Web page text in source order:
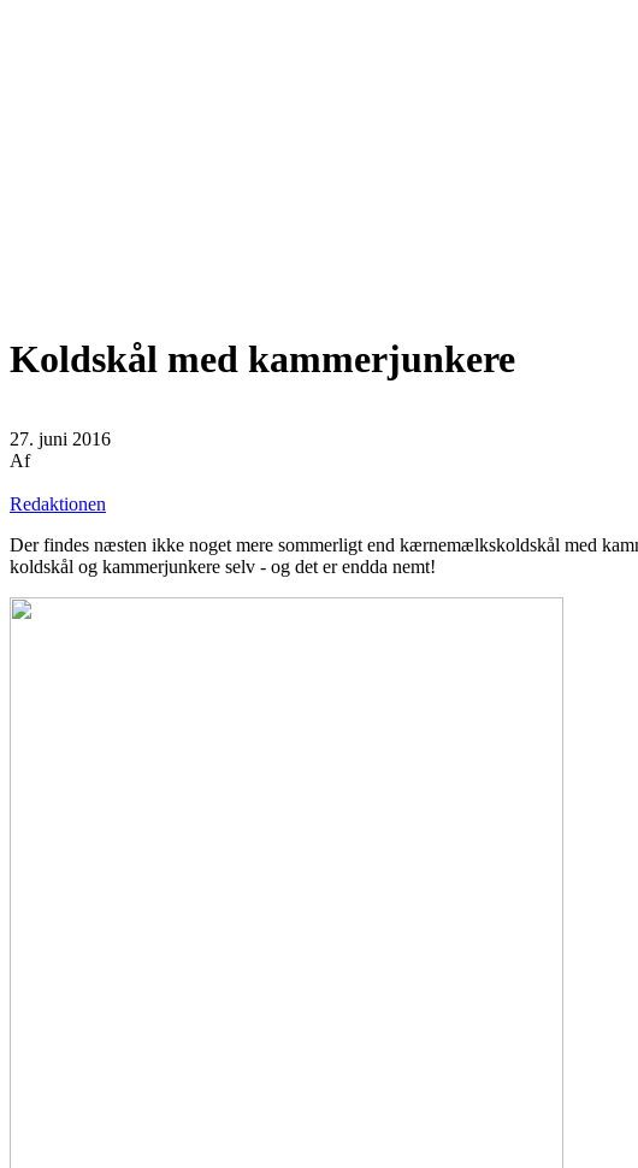
Koldskål med kammerjunkere
27. juni 2016
Af
Redaktionen
Der findes næsten ikke noget mere sommerligt end kærnemælkskoldskål med
koldskål og kammerjunkere selv - og det er endda nemt!